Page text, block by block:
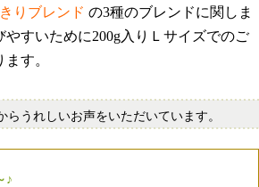
りブレンド の3種のブレンドに関しま
やすいために200g入りＬサイズでのご
す。
らうれしいお声をいただいています。
♪